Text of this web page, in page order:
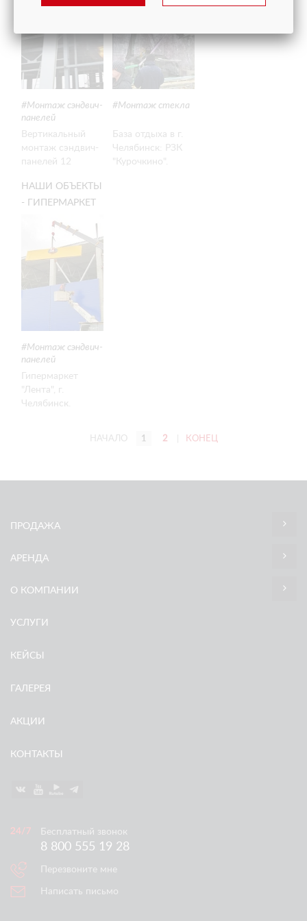
Монтаж сэндвич-
панелей
Вертикальный
монтаж сэндвич-
панелей 12
Монтаж стекла
База отдыха в г.
Челябинск: РЗК
"Курочкино".
НАШИ ОБЪЕКТЫ
- ГИПЕРМАРКЕТ
ЛЕНТА, Г.
ЧЕЛЯБИНСК
Монтаж сэндвич-
панелей
Гипермаркет
"Лента", г.
Челябинск.
НАЧАЛО 1 2 КОНЕЦ
ПРОДАЖА
АРЕНДА
О КОМПАНИИ
УСЛУГИ
КЕЙСЫ
ГАЛЕРЕЯ
АКЦИИ
КОНТАКТЫ
Бесплатный звонок
8 800 555 19 28
Перезвоните мне
Написать письмо